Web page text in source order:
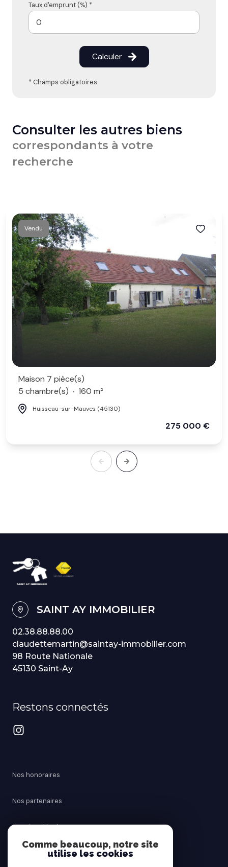
Taux d'emprunt (%) *
Calculer
* Champs obligatoires
Consulter les autres biens
correspondants à votre
recherche
Vendu
Maison 7 pièce(s)
5 chambre(s)
160 m²
Huisseau-sur-Mauves (45130)
275 000 €
SAINT AY IMMOBILIER
02.38.88.88.00
claudettemartin@saintay-immobilier.com
98 Route Nationale
45130 Saint-Ay
Restons connectés
Nos honoraires
Nos partenaires
Mentions légales
Comme beaucoup, notre site
utilise les cookies